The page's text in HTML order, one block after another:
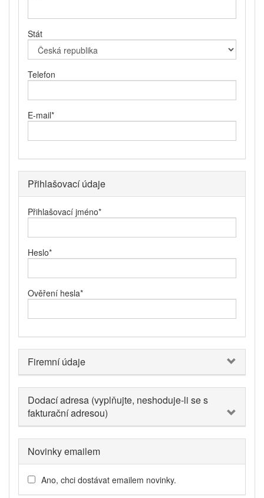
Stát
Telefon
E-mail*
Přihlašovací údaje
Přihlašovací jméno*
Heslo*
Ověření hesla*
Firemní údaje
Dodací adresa (vyplňujte, neshoduje-li se s
fakturační adresou)
Novinky emailem
Ano, chci dostávat emailem novinky.